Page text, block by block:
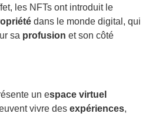
les NFTs ont introduit le
dans le monde digital, qui
sa profusion et son côté
un espace virtuel
vivre des expériences,